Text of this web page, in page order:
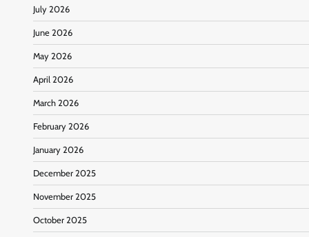
July 2026
June 2026
May 2026
April 2026
March 2026
February 2026
January 2026
December 2025
November 2025
October 2025